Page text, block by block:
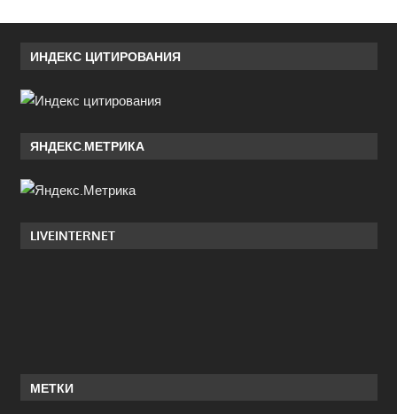
ИНДЕКС ЦИТИРОВАНИЯ
ЯНДЕКС.МЕТРИКА
LIVEINTERNET
МЕТКИ